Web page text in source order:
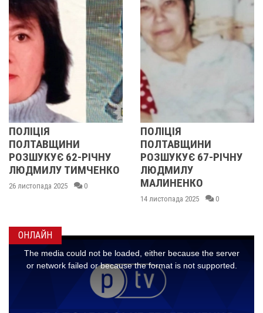
62-РІЧНУ
ТИМЧЕНКО
2025 0
ПОЛТАВЩИНИ
РОЗШУКУЄ 67-РІЧНУ
ЛЮДМИЛУ
МАЛИНЕНКО
14 листопада 2025 0
ОНЛАЙН